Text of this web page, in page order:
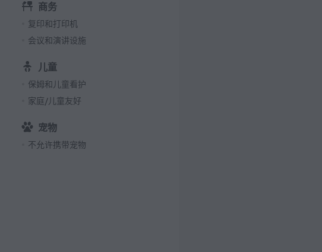
商务
复印和打印机
会议和演讲设施
儿童
保姆和儿童看护
家庭/儿童友好
宠物
不允许携带宠物